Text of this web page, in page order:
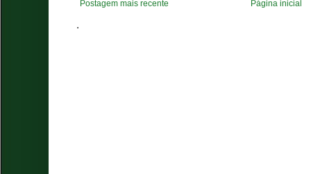
Postagem mais recente Página inicial
.